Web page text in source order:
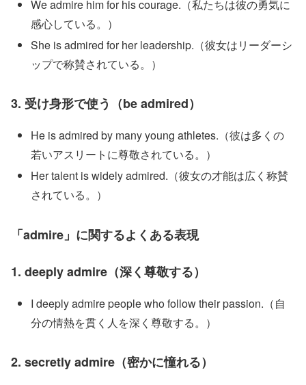
We admire him for his courage.（私たちは彼の勇気に
感心している。）
She is admired for her leadership.（彼女はリーダーシ
ップで称賛されている。）
3. 受け身形で使う（be admired）
He is admired by many young athletes.（彼は多くの
若いアスリートに尊敬されている。）
Her talent is widely admired.（彼女の才能は広く称賛
されている。）
「admire」に関するよくある表現
1. deeply admire（深く尊敬する）
I deeply admire people who follow their passion.（自
分の情熱を貫く人を深く尊敬する。）
2. secretly admire（密かに憧れる）